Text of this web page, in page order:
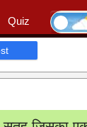
Quiz